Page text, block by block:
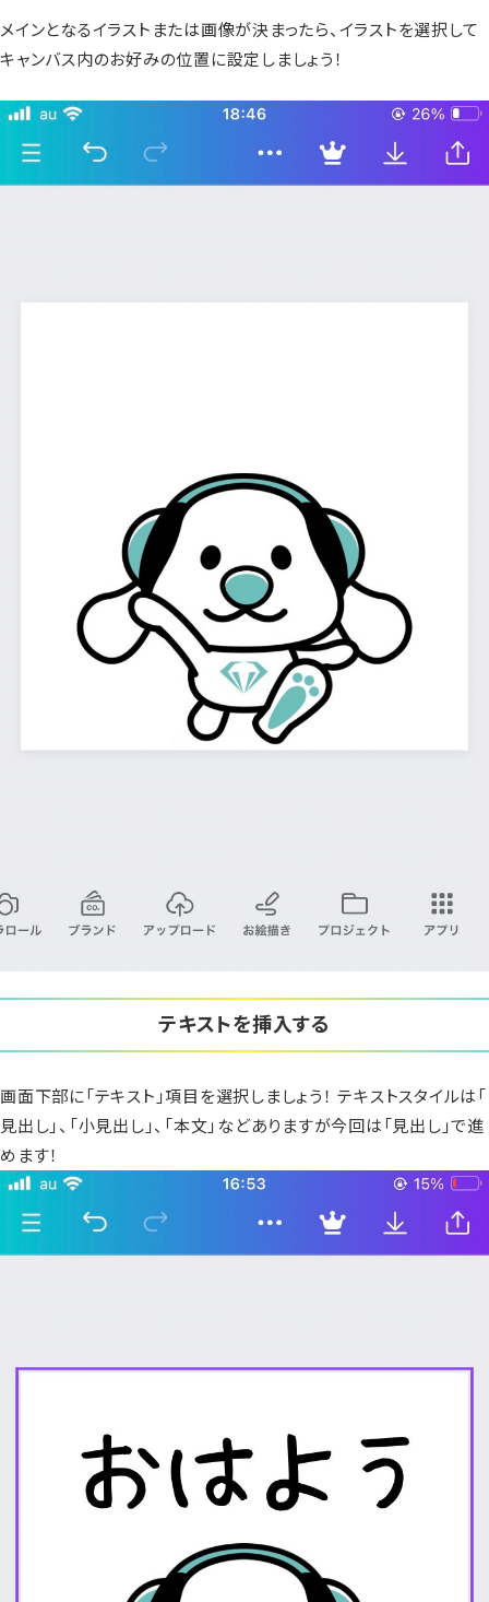
メインとなるイラストまたは画像が決まったら、イラストを選択して
キャンバス内のお好みの位置に設定しましょう！
テキストを挿入する
画面下部に「テキスト」項目を選択しましょう！ テキストスタイルは「
見出し」、「小見出し」、「本文」などありますが今回は「見出し」で進
めます！